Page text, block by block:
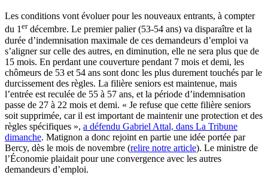
Les conditions vont évoluer pour les nouveaux entrants, à compter
du 1erdécembre. Le premier palier (53-54 ans) va disparaître et la
durée d’indemnisation maximale de ces demandeurs d’emploi va
s’aligner sur celle des autres, en diminution, elle ne sera plus que de
15 mois. En perdant une couverture pendant 7 mois et demi, les
chômeurs de 53 et 54 ans sont donc les plus durement touchés par le
durcissement des règles. La filière seniors est maintenue, mais
l’entrée est reculée de 55 à 57 ans, et la période d’indemnisation
passe de 27 à 22 mois et demi. « Je refuse que cette filière seniors
soit supprimée, car il est important de maintenir une protection et des
règles spécifiques », a défendu Gabriel Attal, dans La Tribune
dimanche. Matignon a donc rejoint en partie une idée portée par
Bercy, dès le mois de novembre (relire notre article). Le ministre de
l’Économie plaidait pour une convergence avec les autres
demandeurs d’emploi.